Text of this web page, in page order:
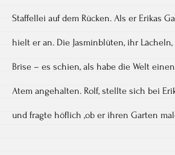
Staffellei auf dem Rücken. Als er Erikas
hielt er an. Die Jasminblüten, ihr
Brise – es schien, als habe die Welt
Atem angehalten. Rolf, stellte sich bei
und fragte höflich ,ob er ihren Garten